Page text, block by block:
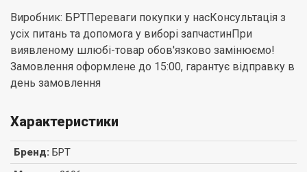
Виробник: БРТПереваги покупки у насКонсультація з
усіх питань та допомога у виборі запчастинПри
виявленому шлюбі-товар обов'язково замінюємо!
Замовлення оформлене до 15:00, гарантує відправку в
день замовлення
Характеристики
Бренд: БРТ